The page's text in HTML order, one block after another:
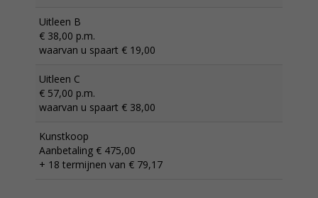
Uitleen B
€ 38,00 p.m.
waarvan u spaart € 19,00
Uitleen C
€ 57,00 p.m.
waarvan u spaart € 38,00
Kunstkoop
Aanbetaling € 475,00
+ 18 termijnen van € 79,17